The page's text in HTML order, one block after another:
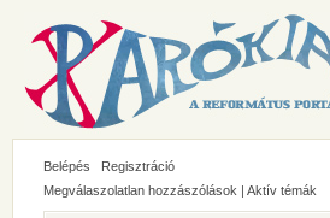
Belépés
Regisztráció
Megválaszolatlan hozzászólások | Aktív témák